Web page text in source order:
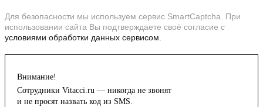
Для безопасности мы используем сервис SmartCaptcha. При
использовании сайта Вы подтверждаете своё согласие с
условиями обработки данных сервисом.
Внимание!
Сотрудники Vitacci.ru — никогда не звонят
и не просят назвать код из SMS.